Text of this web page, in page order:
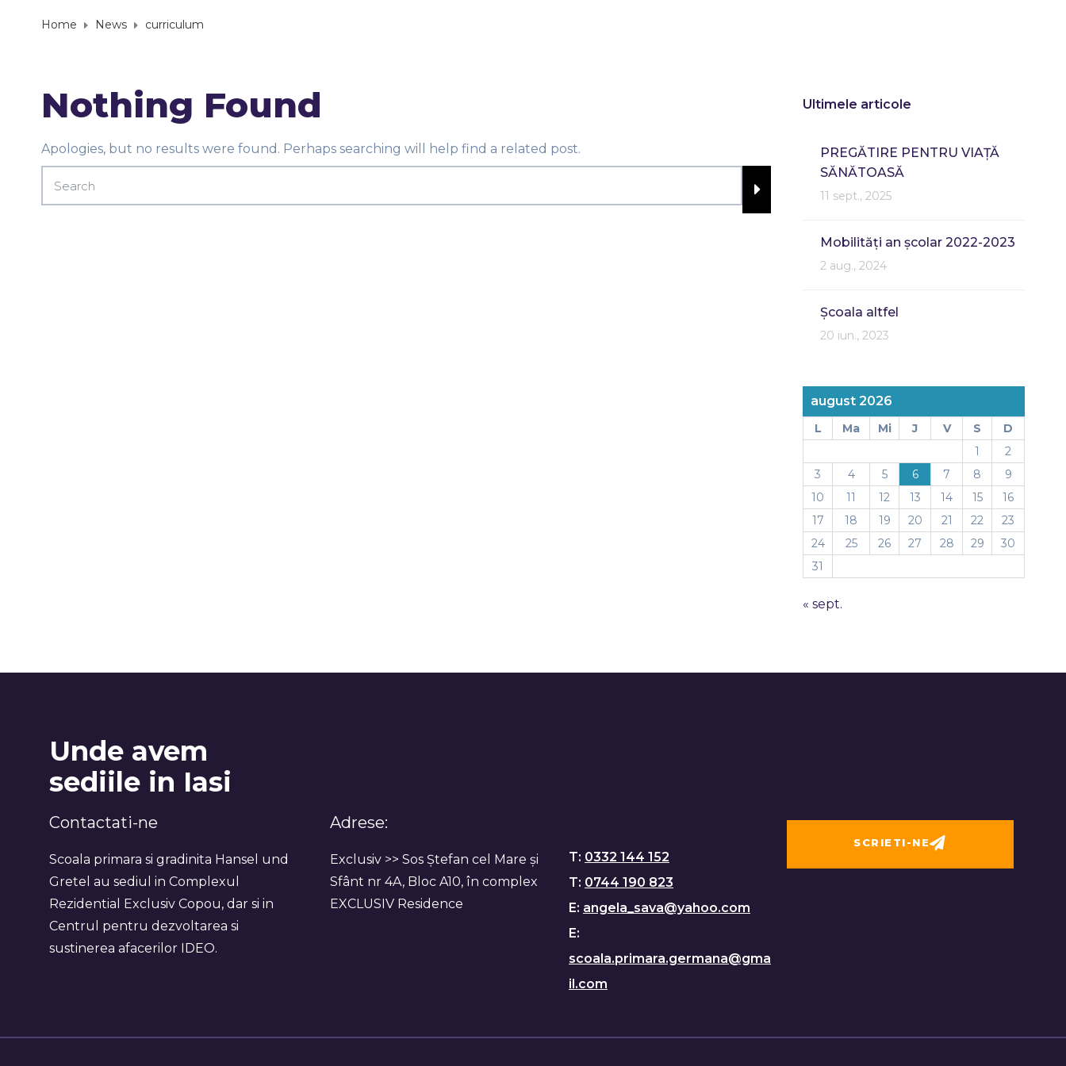
Home News curriculum
Nothing Found
Apologies, but no results were found. Perhaps searching will help find a related post.
Ultimele articole
PREGĂTIRE PENTRU VIAȚĂ
SĂNĂTOASĂ
11 sept., 2025
Mobilități an școlar 2022-2023
2 aug., 2024
Școala altfel
20 iun., 2023
august 2026
L Ma Mi J V S
D
1
2
3
4 5 6 7 8
9
10
11 12 13 14 15
16
17
18 19 20 21 22
23
24
25 26 27 28 29
30
31
« sept.
Unde avem
sediile in Iasi
Contactati-ne
Scoala primara si gradinita Hansel und
Gretel au sediul in Complexul
Rezidential Exclusiv Copou, dar si in
Centrul pentru dezvoltarea si
sustinerea afacerilor IDEO.
Adrese:
Exclusiv >> Sos Ștefan cel Mare și
Sfânt nr 4A, Bloc A10, în complex
EXCLUSIV Residence
T: 0332 144 152
T: 0744 190 823
E: angela_sava@yahoo.com
E:
scoala.primara.germana@gma
il.com
SCRIETI-NE